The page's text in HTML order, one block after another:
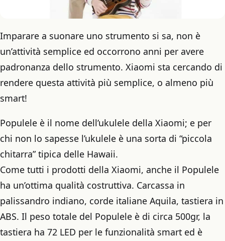
Imparare a suonare uno strumento si sa, non è
un’attività semplice ed occorrono anni per avere
padronanza dello strumento. Xiaomi sta cercando di
rendere questa attività più semplice, o almeno più
smart!
Populele è il nome dell’ukulele della Xiaomi; e per
chi non lo sapesse l’ukulele è una sorta di “piccola
chitarra” tipica delle Hawaii.
Come tutti i prodotti della Xiaomi, anche il Populele
ha un’ottima qualità costruttiva. Carcassa in
palissandro indiano, corde italiane Aquila, tastiera in
ABS. Il peso totale del Populele è di circa 500gr, la
tastiera ha 72 LED per le funzionalità smart ed è